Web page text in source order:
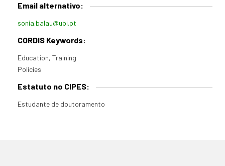
Email alternativo:
sonia.balau@ubi.pt
CORDIS Keywords:
Education, Training
Policies
Estatuto no CIPES:
Estudante de doutoramento